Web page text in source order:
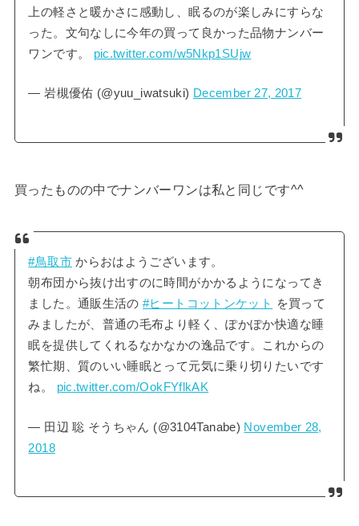
上の軽さと暖かさに感動し、眠るのが楽しみにすらな
った。文句なしに今年の買って良かった品物ナンバー
ワンです。 pic.twitter.com/w5Nkp1SUjw
— 岩槻優佑 (@yuu_iwatsuki) December 27, 2017
買ったものの中でナンバーワンは私と同じです^^
#鳥取市からおはようございます。
朝布団から抜け出すのに時間がかかるようになってき
ました。通販生活の#ヒートコットンケット
を買って
みましたが、普通の毛布より軽く、ぽかぽか快適な睡
眠を提供してくれるなかなかの逸品です。これからの
繁忙期、質のいい睡眠とって元気に乗り切りたいです
ね。 pic.twitter.com/OokFYflkAK
— 田辺 聡 そうちゃん (@3104Tanabe) November 28,
2018